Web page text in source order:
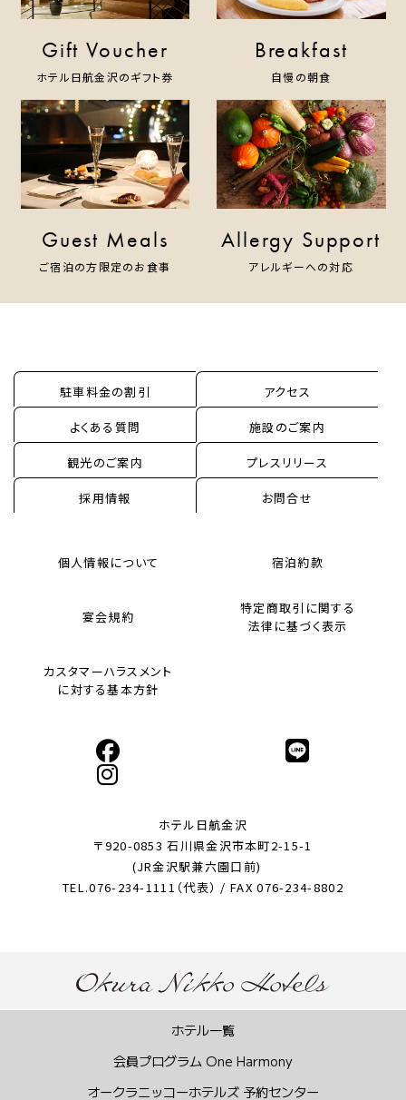
Gift Voucher
ホテル日航金沢のギフト券
Breakfast
自慢の朝食
Guest Meals
ご宿泊の方限定のお食事
Allergy Support
アレルギーへの対応
駐車料金の割引 アクセス
よくある質問 施設のご案内
観光のご案内 プレスリリース
採用情報 お問合せ
個人情報について 宿泊約款
宴会規約
特定商取引に関する
法律に基づく表示
カスタマーハラスメント
に対する基本方針
ホテル日航金沢
〒920-0853 石川県金沢市本町2-15-1
(JR金沢駅兼六園口前)
TEL.076-234-1111（代表） / FAX 076-234-8802